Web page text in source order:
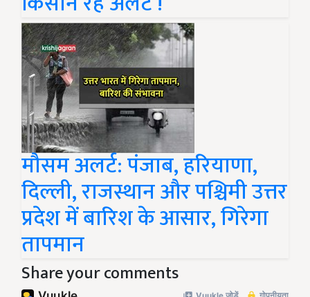
मौसम अलर्ट: पंजाब, हरियाणा,
दिल्ली, राजस्थान और पश्चिमी उत्तर
प्रदेश में बारिश के आसार, गिरेगा
तापमान
Share your comments